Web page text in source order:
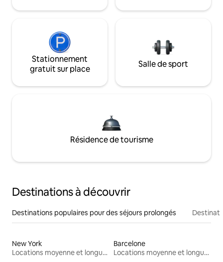
Stationnement
gratuit sur place
Salle de sport
Résidence de tourisme
Destinations à découvrir
Destinations populaires pour des séjours prolongés
New York
Locations moyenne et longue durée
Barcelone
Locations moyenne et longue durée